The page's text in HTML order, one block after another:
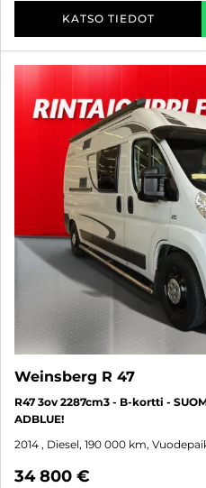
KATSO TIEDOT
Weinsberg R 47
R47 3ov 2287cm3 - B-kortti -
ADBLUE!
2014 , Diesel, 190 000 km,
34 800 €